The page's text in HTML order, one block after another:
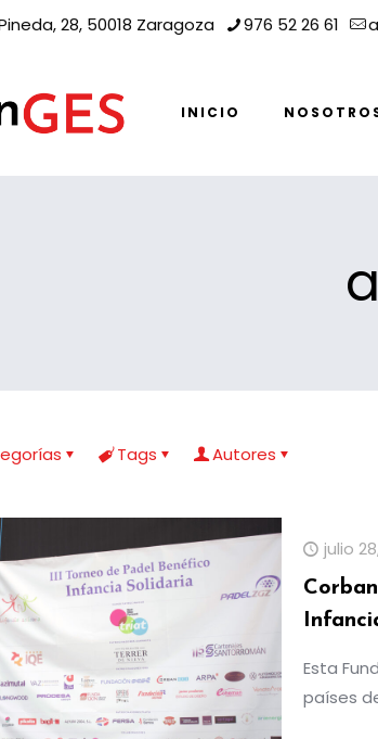
28, 50018 Zaragoza 976 52 26 61
INICIO
Tags Autores
julio
Esta
países